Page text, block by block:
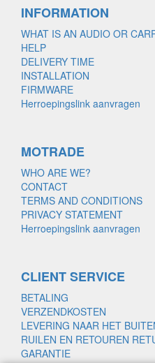
INFORMATION
WHAT IS AN AUDIO OR
HELP
DELIVERY TIME
INSTALLATION
FIRMWARE
Herroepingslink aanvragen
MOTRADE
WHO ARE WE?
CONTACT
TERMS AND CONDITIONS
PRIVACY STATEMENT
Herroepingslink aanvragen
CLIENT SERVICE
BETALING
VERZENDKOSTEN
LEVERING NAAR HET
RUILEN EN RETOUREN
GARANTIE